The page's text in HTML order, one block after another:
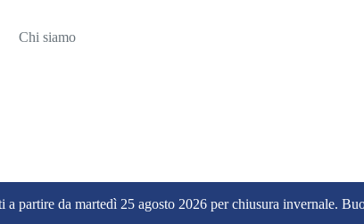
Chi siamo
partire da martedì 25 agosto 2026 per chiusura invernale.